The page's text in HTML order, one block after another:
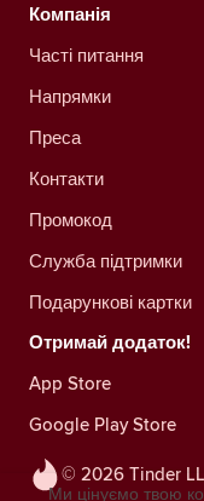
© 2026 Tinder
Компанія
Часті питання
Напрямки
Преса
Контакти
Промокод
Служба підтримки
Подарункові картки
Отримай додаток!
App Store
Google Play Store
Ми цінуємо твою